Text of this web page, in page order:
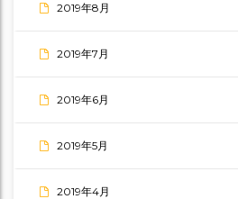
2019年8月
2019年7月
2019年6月
2019年5月
2019年4月